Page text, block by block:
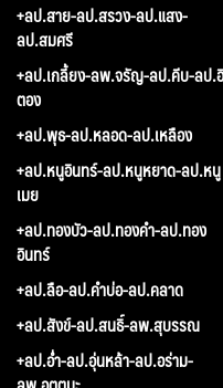
+ลป.สาย-ลป.สรวง-ลป.แสง-
ลป.สมศรี
+ลป.เกลี้ยง-ลพ.จรัญ-ลป.คีบ-ลป.
ตอง
+ลป.พุธ-ลป.หลอด-ลป.เหลือง
+ลป.หนูอินทร์-ลป.หนูหยาด-ลป.หนู
เมย
+ลป.ทองบัว-ลป.ทองคำ-ลป.ทอง
อินทร์
+ลป.ลือ-ลป.คำบ่อ-ลป.คลาด
+ลป.สังข์-ลป.สนธิ์-ลพ.สุบรรณ
+ลป.อ่ำ-ลป.อุ่นหล้า-ลป.อร่าม-